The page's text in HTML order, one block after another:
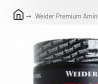
Weider Premium